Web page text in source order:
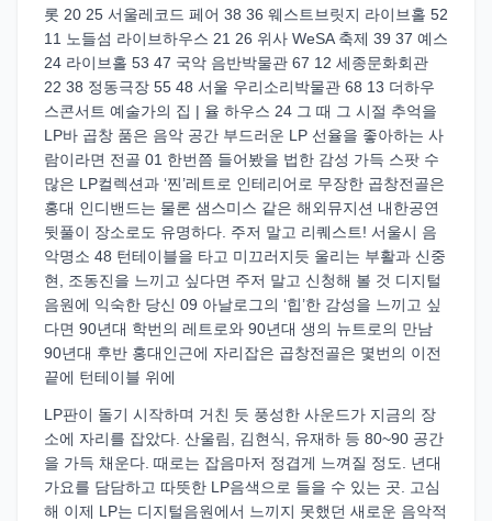
롯 20 25 서울레코드 페어 38 36 웨스트브릿지 라이브홀 52
11 노들섬 라이브하우스 21 26 위사 WeSA 축제 39 37 예스
24 라이브홀 53 47 국악 음반박물관 67 12 세종문화회관
22 38 정동극장 55 48 서울 우리소리박물관 68 13 더하우
스콘서트 예술가의 집 | 율 하우스 24 그 때 그 시절 추억을
LP바 곱창 품은 음악 공간 부드러운 LP 선율을 좋아하는 사
람이라면 전골 01 한번쯤 들어봤을 법한 감성 가득 스팟 수
많은 LP컬렉션과 ‘찐’레트로 인테리어로 무장한 곱창전골은
홍대 인디밴드는 물론 샘스미스 같은 해외뮤지션 내한공연
뒷풀이 장소로도 유명하다. 주저 말고 리퀘스트! 서울시 음
악명소 48 턴테이블을 타고 미끄러지듯 울리는 부활과 신중
현, 조동진을 느끼고 싶다면 주저 말고 신청해 볼 것 디지털
음원에 익숙한 당신 09 아날로그의 ‘힙’한 감성을 느끼고 싶
다면 90년대 학번의 레트로와 90년대 생의 뉴트로의 만남
90년대 후반 홍대인근에 자리잡은 곱창전골은 몇번의 이전
끝에 턴테이블 위에
LP판이 돌기 시작하며 거친 듯 풍성한 사운드가 지금의 장
소에 자리를 잡았다. 산울림, 김현식, 유재하 등 80~90 공간
을 가득 채운다. 때로는 잡음마저 정겹게 느껴질 정도. 년대
가요를 담담하고 따뜻한 LP음색으로 들을 수 있는 곳. 고심
해 이제 LP는 디지털음원에서 느끼지 못했던 새로운 음악적